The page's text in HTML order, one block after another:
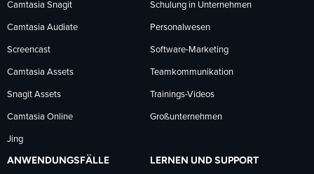
folgen
folgenfolgen
Camtasia Snagit
Camtasia Audiate
Screencast
Camtasia Assets
Snagit Assets
Camtasia Online
Jing
Schulung in Unternehmen
Personalwesen
Software-Marketing
Teamkommunikation
Trainings-Videos
Großunternehmen
ANWENDUNGSFÄLLE LERNEN UND SUPPORT